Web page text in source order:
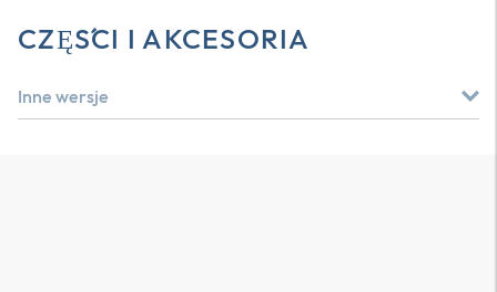
CZĘŚCI I AKCESORIA
Inne wersje